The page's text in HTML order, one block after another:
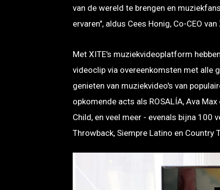
van de wereld te brengen en
ervaren", aldus Cees Honig, Co-CEO van
Met XITE's muziekvideoplatform
videoclip via overeenkomsten met alle
genieten van muziekvideo's van
opkomende acts als ROSALÍA, Ava
Child, en veel meer - evenals bijna 100
Throwback, Siempre Latino en Country